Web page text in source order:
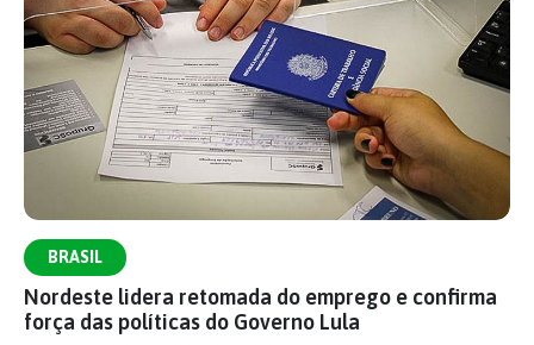
BRASIL
Nordeste lidera retomada do emprego e confirma
força das políticas do Governo Lula